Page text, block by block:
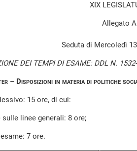
XIX
Allegato A
Seduta di Mercoledì
DEI TEMPI DI ESAME: DDL N. 1532-
– Disposizioni in materia di politiche
15 ore, di cui:
sulle linee generali: 8 ore;
7 ore.